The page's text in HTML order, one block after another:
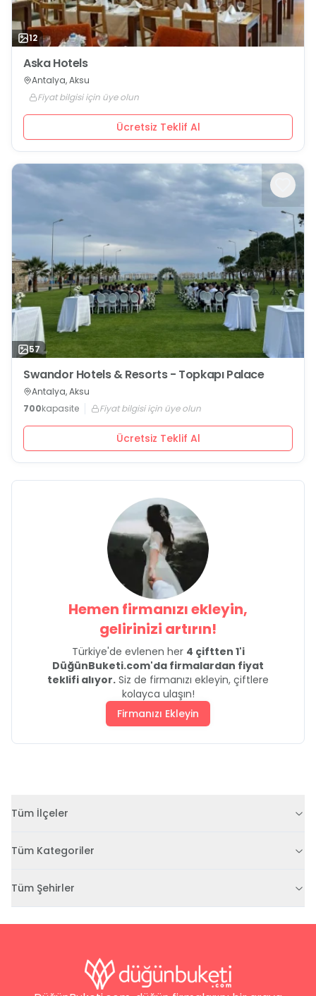
12
Aska Hotels
Antalya, Aksu
Fiyat bilgisi için üye olun
Ücretsiz Teklif Al
57
Swandor Hotels & Resorts - Topkapı Palace
Antalya, Aksu
700kapasite Fiyat bilgisi için üye olun
Ücretsiz Teklif Al
Hemen firmanızı ekleyin,
gelirinizi artırın!
Türkiye'de evlenen her 4 çiftten 1'i
DüğünBuketi.com'da firmalardan fiyat
teklifi alıyor. Siz de firmanızı ekleyin, çiftlere
kolayca ulaşın!
Firmanızı Ekleyin
Tüm İlçeler
Tüm Kategoriler
Tüm Şehirler